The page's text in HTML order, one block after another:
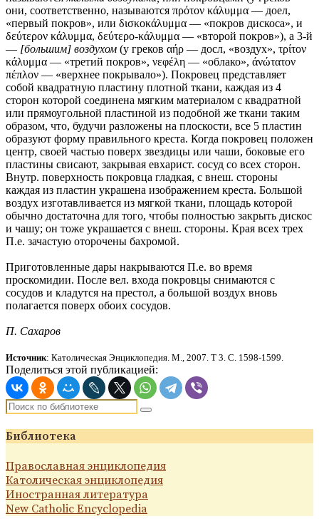
они, соответственно, называются πρότον κάλυμμα — доел,
«первый покров», или δισκοκάλυμμα — «покров дискоса», и
δεύτερον κάλυμμα, δεύτερο-κάλυμμα — «второй покров»), а 3-й
— [большим] воздухом (у греков αήρ — досл, «воздух», τρίτον
κάλυμμα — «третий покров», νεφέλη — «облако», άνώτατον
πέπλον — «верхнее покрывало»). Покровец представляет
собой квадратную пластину плотной ткани, каждая из 4
сторон которой соединена мягким материалом с квадратной
или прямоугольной пластиной из подобной же ткани таким
образом, что, будучи разложены на плоскости, все 5 пластин
образуют форму правильного креста. Когда покровец положен
центр, своей частью поверх звездицы или чаши, боковые его
пластины свисают, закрывая евхарист. сосуд со всех сторон.
Внутр. поверхность покровца гладкая, с внеш. стороны
каждая из пластин украшена изображением креста. Большой
воздух изготавливается из мягкой ткани, площадь которой
обычно достаточна для того, чтобы полностью закрыть дискос
и чашу; он тоже украшается с внеш. стороны. Края всех трех
П.е. зачастую оторочены бахромой.
Приготовленные дары накрываются П.е. во время
проскомидии. После вел. входа покровцы снимаются с
сосудов и кладутся на престол, а большой воздух вновь
полагается поверх обоих сосудов.
П. Сахаров
Источник: Католическая Энциклопедия. М., 2007. Т 3. С. 1598-1599.
Поделиться этой публикацией:
Библиотека
Православная энциклопедия
Католическая энциклопедия
Иностранная литература
New Catholic Encyclopedia